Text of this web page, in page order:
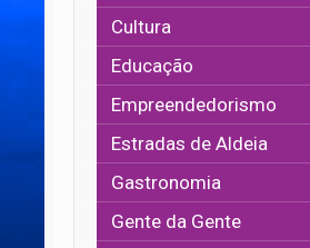
Cultura
Educação
Empreendedorismo
Estradas de Aldeia
Gastronomia
Gente da Gente